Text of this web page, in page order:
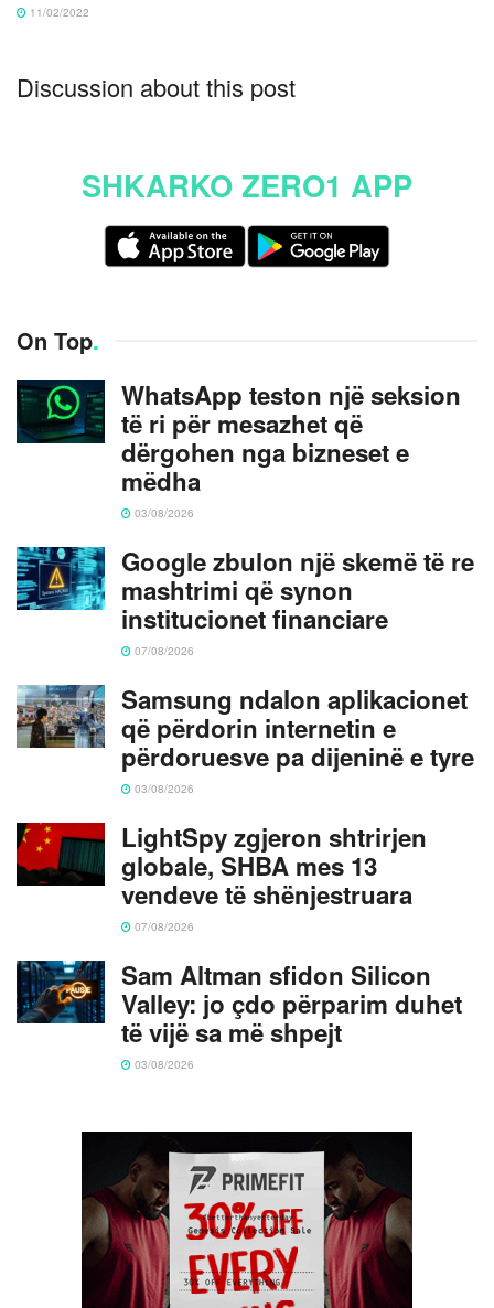
11/02/2022
Discussion about this post
SHKARKO ZERO1 APP
On Top.
WhatsApp teston një seksion
të ri për mesazhet që
dërgohen nga bizneset e
mëdha
03/08/2026
Google zbulon një skemë të re
mashtrimi që synon
institucionet financiare
07/08/2026
Samsung ndalon aplikacionet
që përdorin internetin e
përdoruesve pa dijeninë e tyre
03/08/2026
LightSpy zgjeron shtrirjen
globale, SHBA mes 13
vendeve të shënjestruara
07/08/2026
Sam Altman sfidon Silicon
Valley: jo çdo përparim duhet
të vijë sa më shpejt
03/08/2026